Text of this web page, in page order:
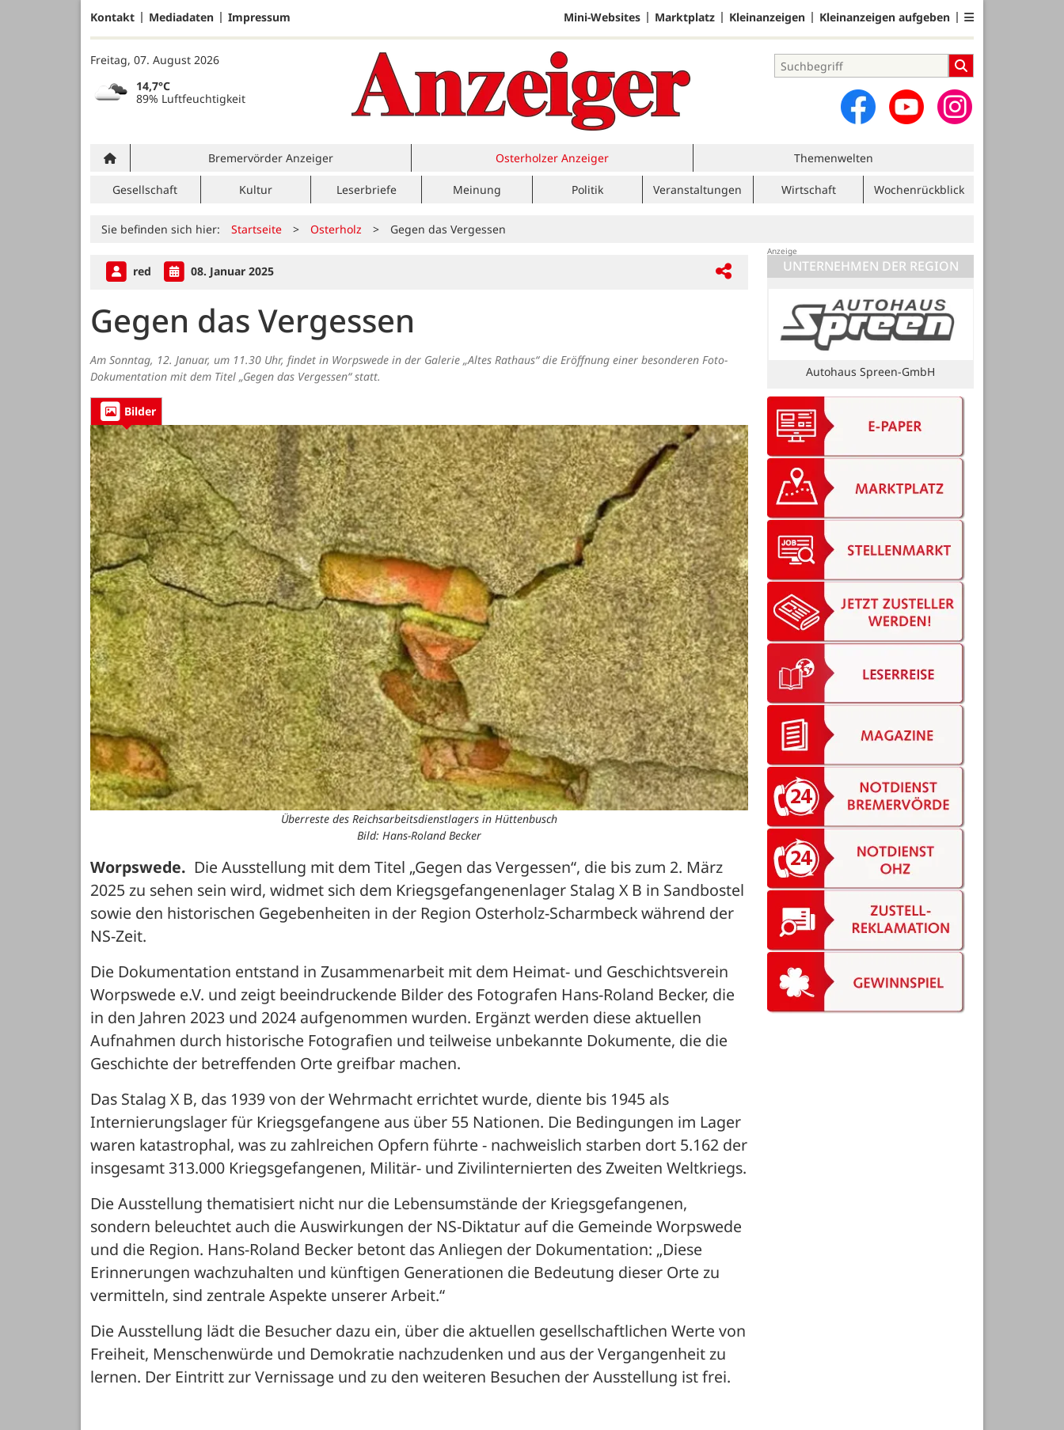
Kontakt Mediadaten Impressum Mini-Websites Marktplatz Kleinanzeigen Kleinanzeigen aufgeben
Freitag, 07. August 2026
14,7°C
89% Luftfeuchtigkeit
Bremervörder Anzeiger Osterholzer Anzeiger Themenwelten
Gesellschaft Kultur Leserbriefe Meinung Politik Veranstaltungen Wirtschaft Wochenrückblick
Sie befinden sich hier: Startseite > Osterholz > Gegen das Vergessen
red 08. Januar 2025
Gegen das Vergessen
Am Sonntag, 12. Januar, um 11.30 Uhr, findet in Worpswede in der Galerie „Altes Rathaus“ die Eröffnung einer besonderen Foto-
Dokumentation mit dem Titel „Gegen das Vergessen“ statt.
Bilder
Überreste des Reichsarbeitsdienstlagers in Hüttenbusch
Bild: Hans-Roland Becker
Worpswede. Die Ausstellung mit dem Titel „Gegen das Vergessen“, die bis zum 2. März
2025 zu sehen sein wird, widmet sich dem Kriegsgefangenenlager Stalag X B in Sandbostel
sowie den historischen Gegebenheiten in der Region Osterholz-Scharmbeck während der
NS-Zeit.
Die Dokumentation entstand in Zusammenarbeit mit dem Heimat- und Geschichtsverein
Worpswede e.V. und zeigt beeindruckende Bilder des Fotografen Hans-Roland Becker, die
in den Jahren 2023 und 2024 aufgenommen wurden. Ergänzt werden diese aktuellen
Aufnahmen durch historische Fotografien und teilweise unbekannte Dokumente, die die
Geschichte der betreffenden Orte greifbar machen.
Das Stalag X B, das 1939 von der Wehrmacht errichtet wurde, diente bis 1945 als
Internierungslager für Kriegsgefangene aus über 55 Nationen. Die Bedingungen im Lager
waren katastrophal, was zu zahlreichen Opfern führte - nachweislich starben dort 5.162 der
insgesamt 313.000 Kriegsgefangenen, Militär- und Zivilinternierten des Zweiten Weltkriegs.
Die Ausstellung thematisiert nicht nur die Lebensumstände der Kriegsgefangenen,
sondern beleuchtet auch die Auswirkungen der NS-Diktatur auf die Gemeinde Worpswede
und die Region. Hans-Roland Becker betont das Anliegen der Dokumentation: „Diese
Erinnerungen wachzuhalten und künftigen Generationen die Bedeutung dieser Orte zu
vermitteln, sind zentrale Aspekte unserer Arbeit.“
Die Ausstellung lädt die Besucher dazu ein, über die aktuellen gesellschaftlichen Werte von
Freiheit, Menschenwürde und Demokratie nachzudenken und aus der Vergangenheit zu
lernen. Der Eintritt zur Vernissage und zu den weiteren Besuchen der Ausstellung ist frei.
UNTERNEHMEN DER REGION
Osterholzer Stadtwerke GmbH & Co.
KG